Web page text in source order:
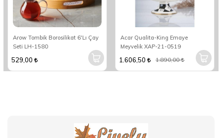
Arow Tombik Borosilikat 6'Lı Çay
Seti LH-1580
529,00
Acar Qualita-King Emaye
Meyvelik XAP-21-0519
1.606,50 1.890,00